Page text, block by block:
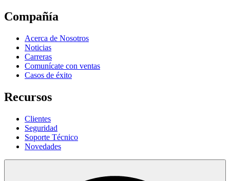
Compañía
Acerca de Nosotros
Noticias
Carreras
Comunícate con ventas
Casos de éxito
Recursos
Clientes
Seguridad
Soporte Técnico
Novedades